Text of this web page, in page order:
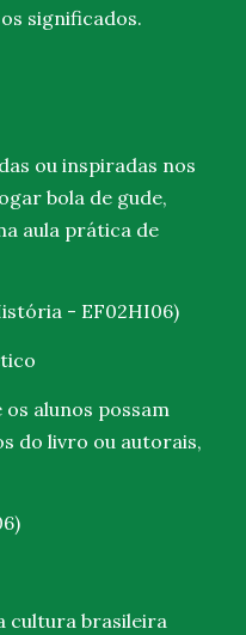
significados.
ou inspiradas nos
bola de gude,
aula prática de
- EF02HI06)
alunos possam
do livro ou autorais,
cultura brasileira